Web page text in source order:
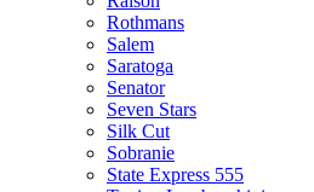
Rothmans
Salem
Saratoga
Senator
Seven Stars
Silk Cut
Sobranie
State Express 555